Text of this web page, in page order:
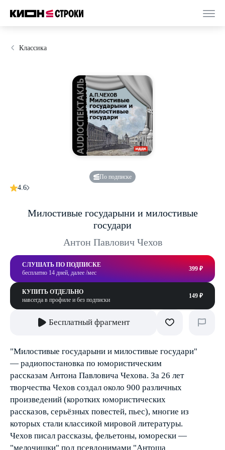
Классика
По подписке
4.6
Милостивые государыни и милостивые
государи
Антон Павлович Чехов
СЛУШАТЬ ПО ПОДПИСКЕ
бесплатно 14 дней, далее /мес
399 ₽
КУПИТЬ ОТДЕЛЬНО
навсегда в профиле и без подписки
149 ₽
Бесплатный фрагмент
"Милостивые государыни и милостивые государи"
— радиопостановка по юмористическим
рассказам Антона Павловича Чехова. За 26 лет
творчества Чехов создал около 900 различных
произведений (коротких юмористических
рассказов, серьёзных повестей, пьес), многие из
которых стали классикой мировой литературы.
Чехов писал рассказы, фельетоны, юморески —
"мелочишки" под псевдонимами "Антоша